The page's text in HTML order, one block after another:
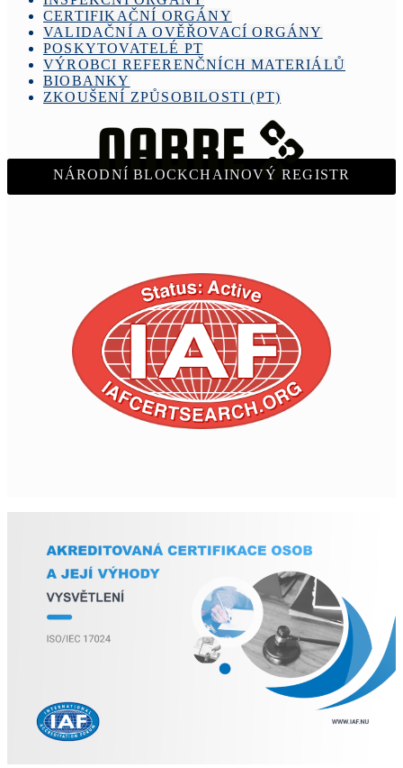
CERTIFIKAČNÍ ORGÁNY
VALIDAČNÍ A OVĚŘOVACÍ ORGÁNY
POSKYTOVATELÉ PT
VÝROBCI REFERENČNÍCH MATERIÁLŮ
BIOBANKY
ZKOUŠENÍ ZPŮSOBILOSTI (PT)
NÁRODNÍ BLOCKCHAINOVÝ REGISTR